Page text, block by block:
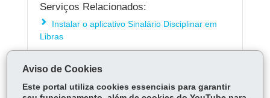
Serviços Relacionados:
Instalar o aplicativo Sinalário Disciplinar em
Libras
ÓRGÃO RESPONSÁVEL
Aviso de Cookies
Este portal utiliza cookies essenciais para garantir